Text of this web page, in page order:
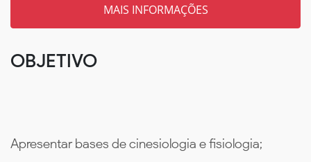
OBJETIVO
Apresentar bases de cinesiologia e fisiologia;